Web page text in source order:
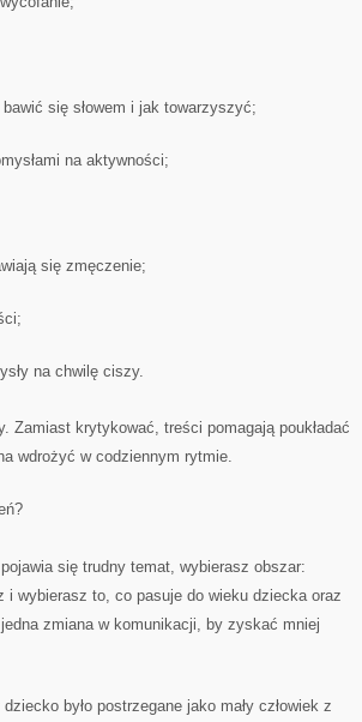
się słowem i jak towarzyszyć;
na aktywności;
się zmęczenie;
na chwilę ciszy.
Zamiast krytykować, treści pomagają poukładać
wdrożyć w codziennym rytmie.
się trudny temat, wybierasz obszar:
wybierasz to, co pasuje do wieku dziecka oraz
zmiana w komunikacji, by zyskać mniej
było postrzegane jako mały człowiek z